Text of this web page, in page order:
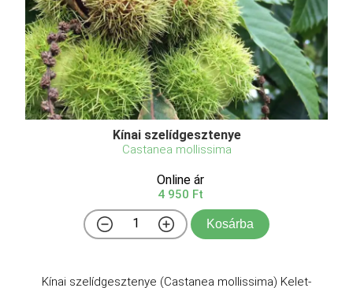
Kínai szelídgesztenye
Castanea mollissima
Online ár
4 950 Ft
Kosárba
Kínai szelídgesztenye (Castanea mollissima) Kelet-